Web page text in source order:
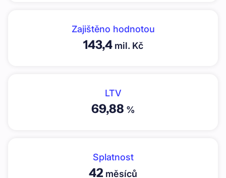
Zajištěno hodnotou
143,4mil. Kč
LTV
69,88 %
Splatnost
42 měsíců